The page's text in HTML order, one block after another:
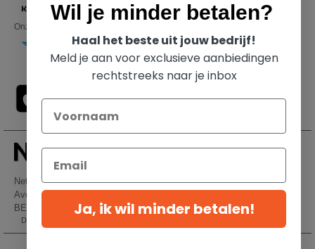
Onze transporteurs
Netenders Belgium SRL
Avenue Hermann-Debroux 54, 1160, Bruxelles
BE61 3632 1629 8017
Dit is GEEN retouradres. Voor retourzending, zie hier
Wil je minder betalen?
Haal het beste uit jouw bedrijf!
Meld je aan voor exclusieve aanbiedingen
rechtstreeks naar je inbox
Ja, ik wil minder betalen!